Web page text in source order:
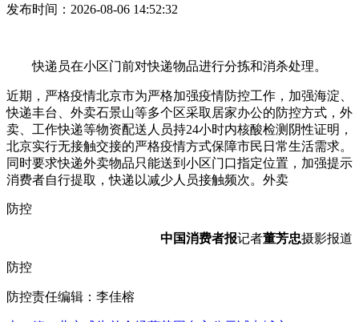
发布时间：2026-08-06 14:52:32
快递员在小区门前对快递物品进行分拣和消杀处理。
近期，严格疫情北京市为严格加强疫情防控工作，加强海淀、
快递丰台、外卖石景山等多个区采取居家办公的防控方式，外
卖、工作快递等物资配送人员持24小时内核酸检测阴性证明，
北京实行无接触交接的严格疫情方式保障市民日常生活需求。
同时要求快递外卖物品只能送到小区门口指定位置，加强提示
消费者自行提取，快递以减少人员接触频次。外卖
防控
中国消费者报记者董芳忠摄影报道
防控
防控责任编辑：李佳榕